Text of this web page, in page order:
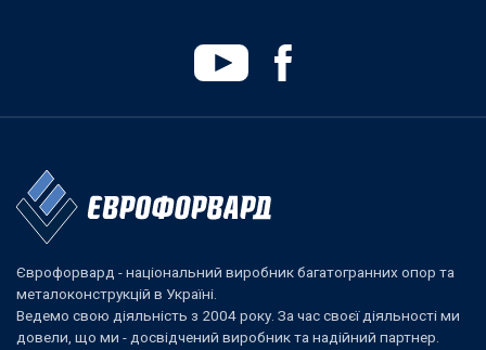
Єврофорвард - національний виробник багатогранних опор та
металоконструкцій в Україні.
Ведемо свою діяльність з 2004 року. За час своєї діяльності ми
довели, що ми - досвідчений виробник та надійний партнер.